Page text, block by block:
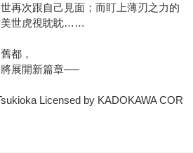
再次跟自己見面；而盯上薄刃之力的
美世虎視眈眈……
都，
展開新篇章──
Licensed by KADOKAWA COR